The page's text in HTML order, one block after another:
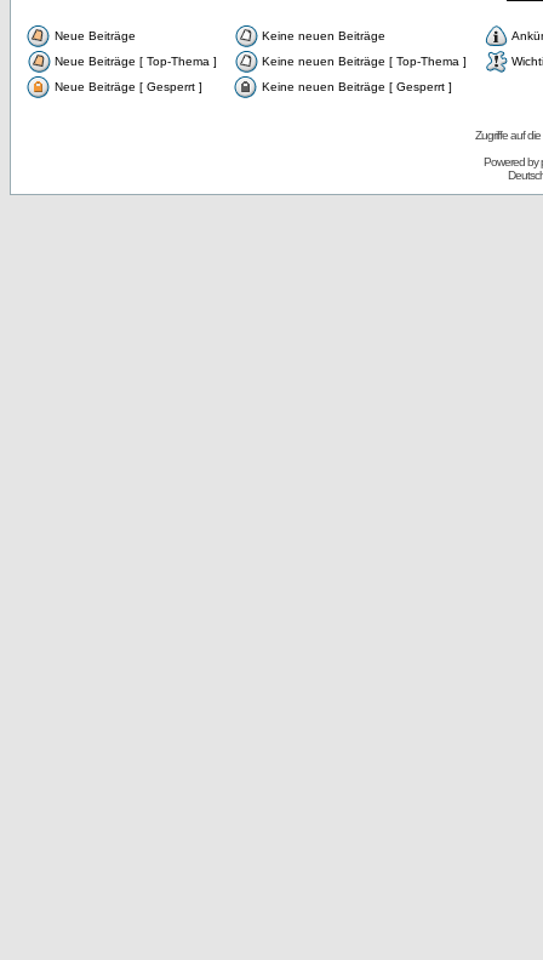
Neue Beiträge Keine neuen Beiträge
Neue Beiträge [ Top-Thema ]
Keine neuen Beiträge [ Top-Thema ]
Neue Beiträge [ Gesperrt ]
Keine neuen Beiträge [ Gesperrt ]
Zugriffe auf
Powered by